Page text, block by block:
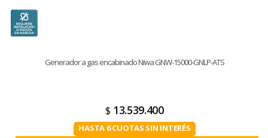
Generador a gas encabinado Niwa GNW-15000-GNLP-ATS
$ 13.539.400
HASTA 6 CUOTAS SIN INTERÉS